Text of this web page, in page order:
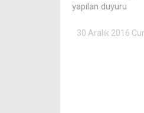
yapılan duyuru
30 Aralık 2016